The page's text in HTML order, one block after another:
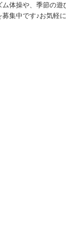
体操や、季節の
集中です♪お気軽